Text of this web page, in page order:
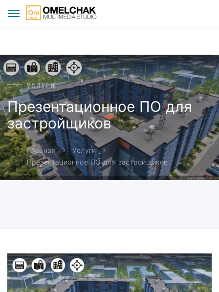
УСЛУГИ
Презентационное ПО для
застройщиков
Главная
Услуги
Презентационное ПО для застройщиков